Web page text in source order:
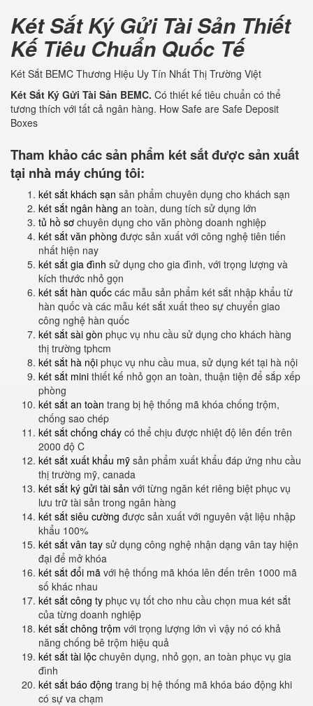
Két Sắt Ký Gửi Tài Sản Thiết
Kế Tiêu Chuẩn Quốc Tế
Két Sắt BEMC Thương Hiệu Uy Tín Nhất Thị Trường Việt
Két Sắt Ký Gửi Tài Sản BEMC. Có thiết kế tiêu chuẩn có thể
tương thích với tất cả ngân hàng. How Safe are Safe Deposit
Boxes
Tham khảo các sản phẩm két sắt được sản xuất
tại nhà máy chúng tôi:
két sắt khách sạn sản phẩm chuyên dụng cho khách sạn
két sắt ngân hàng an toàn, dung tích sử dụng lớn
tủ hồ sơ chuyên dụng cho văn phòng doanh nghiệp
két sắt văn phòng được sản xuất với công nghệ tiên tiến
nhất hiện nay
két sắt gia đình sử dụng cho gia đình, với trọng lượng và
kích thước nhỏ gọn
két sắt hàn quốc các mẫu sản phẩm két sắt nhập khẩu từ
hàn quốc và các mẫu két sắt xuất theo sự chuyển giao
công nghệ hàn quốc
két sắt sài gòn phục vụ nhu cầu sử dụng cho khách hàng
thị trường tphcm
két sắt hà nội phục vụ nhu cầu mua, sử dụng két tại hà nội
két sắt mini thiết kế nhỏ gọn an toàn, thuận tiện để sắp xếp
phòng
két sắt an toàn trang bị hệ thống mã khóa chống trộm,
chống sao chép
két sắt chống cháy có thể chịu được nhiệt độ lên đến trên
2000 độ C
két sắt xuất khẩu mỹ sản phẩm xuất khẩu đáp ứng nhu cầu
thị trường mỹ, canada
két sắt ký gửi tài sản với từng ngăn két riêng biệt phục vụ
lưu trữ tài sản trong ngân hàng
két sắt siêu cường được sản xuất với nguyên vật liệu nhập
khẩu 100%
két sắt vân tay sử dụng công nghệ nhận dạng vân tay hiện
đại để mở khóa
két sắt đổi mã với hệ thống mã khóa lên đến trên 1000 mã
số khác nhau
két sắt công ty phục vụ tốt cho nhu cầu chọn mua két sắt
của từng doanh nghiệp
két sắt chông trộm với trọng lượng lớn vì vậy nó có khả
năng chống bê trộm hiệu quả
két sắt tài lộc chuyên dụng, nhỏ gọn, an toàn phục vụ gia
đình
két sắt báo động trang bị hệ thống mã khóa báo động khi
có sự va chạm